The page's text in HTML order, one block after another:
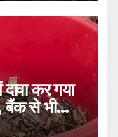
कर गया
बैंक से भी